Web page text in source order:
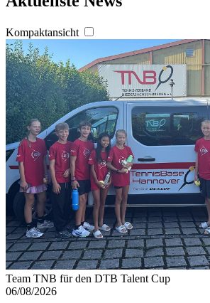
Kompaktansicht
Team TNB für den DTB Talent Cup
06/08/2026